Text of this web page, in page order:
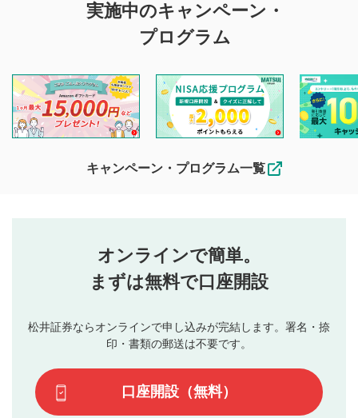
投稿するボタン
星で評価をすると投稿できます。（お名前とコメント
3
動画の評価
です）
投稿に関する注意
を目的として、各動画コンテンツに、評価およびコメントの
投稿ができます。利用者は以下の注意事項をご理解のうえ、
閲覧および投稿を行うものとしてください。
他の利用者が動画を視聴される際の参考になるコメントをお
待ちしております。
なお、投稿をもって、本注意事項に同意されたものとみなし
行ってください。
当社は、利用者同士、もしくは利用者と第三者間のトラ
ブルによって生じた損害に対して一切の責任を負いませ
評価およびコメントは当社にて審査のうえ、掲載となり
ます。掲載されるまでに日数がかかる場合や掲載されない
てはお答えできません。各動画コンテンツへの掲載をもっ
て結果のご連絡といたします。ご了承ください。
下記の項目に該当すると判断された投稿内容は、掲載を
実施中のキャンペーン・
プログラム
キャンペーン・プログラム一覧
オンラインで簡単。
まずは無料で口座開設
松井証券ならオンラインで申し込みが完結します。署名・捺
印・書類の郵送は不要です。
口座開設（無料）